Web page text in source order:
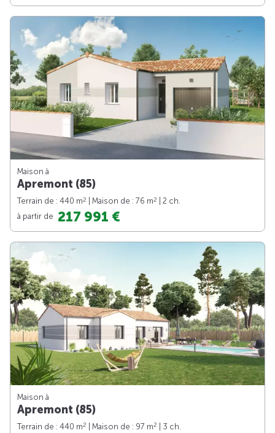
Maison à
Apremont (85)
Terrain de : 440 m2 | Maison de : 76 m2
| 2 ch.
à partir de 217 991 €
Maison à
Apremont (85)
Terrain de : 440 m2 | Maison de : 97 m2
| 3 ch.